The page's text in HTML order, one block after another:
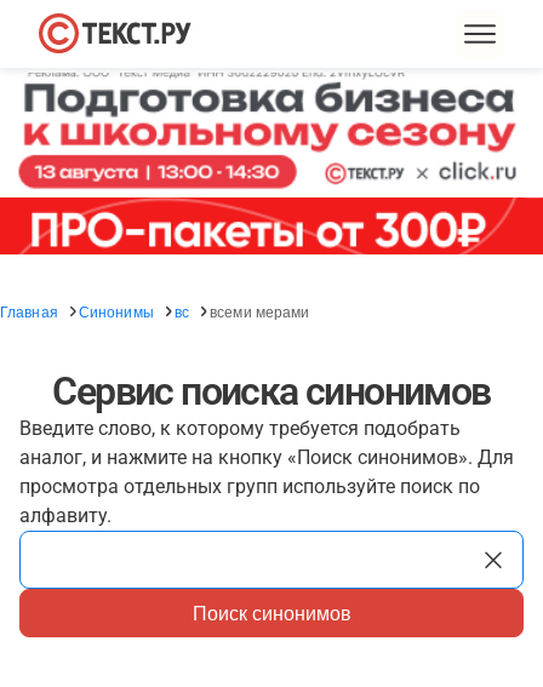
Главная Синонимы вс всеми мерами
Сервис поиска синонимов
Введите слово, к которому требуется подобрать
аналог, и нажмите на кнопку «Поиск синонимов». Для
просмотра отдельных групп используйте поиск по
алфавиту.
Поиск синонимов